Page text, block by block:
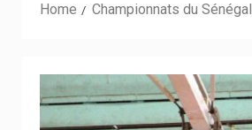
Home Championnats du Sénégal